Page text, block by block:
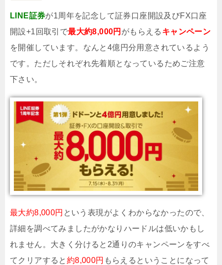
LINE証券が1周年を記念して証券口座開設及びFX口座
開設+1回取引で最大約8,000円 がもらえる キャンペーン
を開催しています。なんと4億円分用意されているよう
です。ただしそれぞれ先着順となっているためご注意
下さい。
最大約8,000円 という表現がよくわからなかったので、
詳細を調べてみましたがかなりハードルは低いかもし
れません。大きく分けると2通りのキャンペーンをすべ
てクリアすると 約8,000円 もらえるということになって